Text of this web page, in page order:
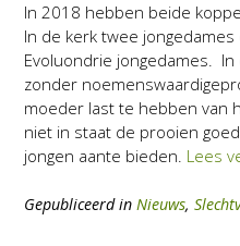
In 2018 hebben beide
In de kerk twee
Evoluondrie jongedames.
zonder
moeder last te hebben van
niet in staat de prooien
jongen aante bieden. Lees
Gepubliceerd in Nieuws,